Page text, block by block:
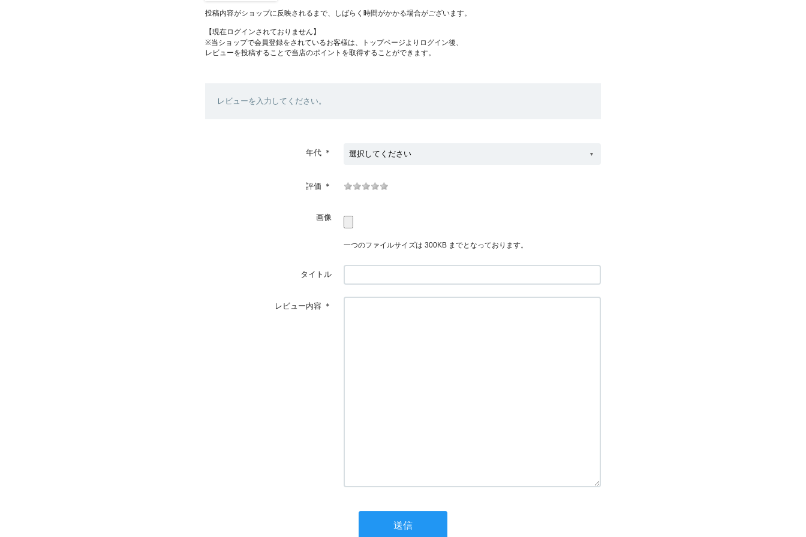
投稿内容がショップに反映されるまで、しばらく時間がかかる場合がございます。
【現在ログインされておりません】
※当ショップで会員登録をされているお客様は、トップページよりログイン後、
レビューを投稿することで当店のポイントを取得することができます。
レビューを入力してください。
年代 ＊
評価 ＊
画像
一つのファイルサイズは 300KB までとなっております。
タイトル
レビュー内容 ＊